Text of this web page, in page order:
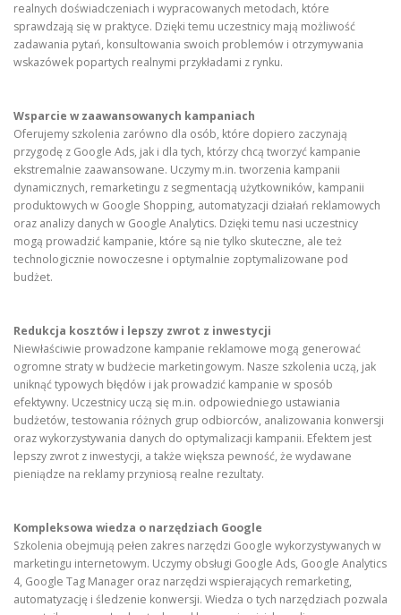
realnych doświadczeniach i wypracowanych metodach, które
sprawdzają się w praktyce. Dzięki temu uczestnicy mają możliwość
zadawania pytań, konsultowania swoich problemów i otrzymywania
wskazówek popartych realnymi przykładami z rynku.
Wsparcie w zaawansowanych kampaniach
Oferujemy szkolenia zarówno dla osób, które dopiero zaczynają
przygodę z Google Ads, jak i dla tych, którzy chcą tworzyć kampanie
ekstremalnie zaawansowane. Uczymy m.in. tworzenia kampanii
dynamicznych, remarketingu z segmentacją użytkowników, kampanii
produktowych w Google Shopping, automatyzacji działań reklamowych
oraz analizy danych w Google Analytics. Dzięki temu nasi uczestnicy
mogą prowadzić kampanie, które są nie tylko skuteczne, ale też
technologicznie nowoczesne i optymalnie zoptymalizowane pod
budżet.
Redukcja kosztów i lepszy zwrot z inwestycji
Niewłaściwie prowadzone kampanie reklamowe mogą generować
ogromne straty w budżecie marketingowym. Nasze szkolenia uczą, jak
uniknąć typowych błędów i jak prowadzić kampanie w sposób
efektywny. Uczestnicy uczą się m.in. odpowiedniego ustawiania
budżetów, testowania różnych grup odbiorców, analizowania konwersji
oraz wykorzystywania danych do optymalizacji kampanii. Efektem jest
lepszy zwrot z inwestycji, a także większa pewność, że wydawane
pieniądze na reklamy przyniosą realne rezultaty.
Kompleksowa wiedza o narzędziach Google
Szkolenia obejmują pełen zakres narzędzi Google wykorzystywanych w
marketingu internetowym. Uczymy obsługi Google Ads, Google Analytics
4, Google Tag Manager oraz narzędzi wspierających remarketing,
automatyzację i śledzenie konwersji. Wiedza o tych narzędziach pozwala